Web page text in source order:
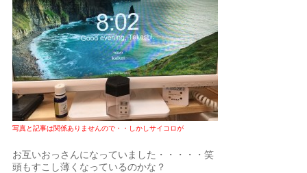
写真と記事は関係ありませんので・・しかしサイコロが
お互いおっさんになっていました・・・・・笑
頭もすこし薄くなっているのかな？